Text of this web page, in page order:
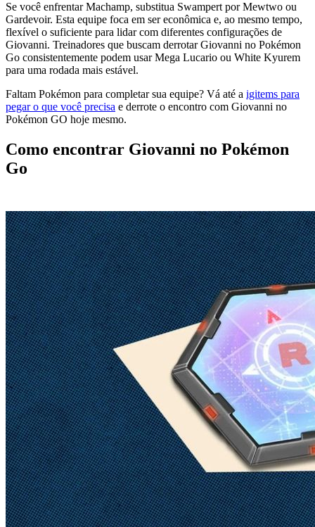
Se você enfrentar Machamp, substitua Swampert por Mewtwo ou
Gardevoir. Esta equipe foca em ser econômica e, ao mesmo tempo,
flexível o suficiente para lidar com diferentes configurações de
Giovanni. Treinadores que buscam derrotar Giovanni no Pokémon
Go consistentemente podem usar Mega Lucario ou White Kyurem
para uma rodada mais estável.
Faltam Pokémon para completar sua equipe? Vá até a igitems para
pegar o que você precisa e derrote o encontro com Giovanni no
Pokémon GO hoje mesmo.
Como encontrar Giovanni no Pokémon
Go